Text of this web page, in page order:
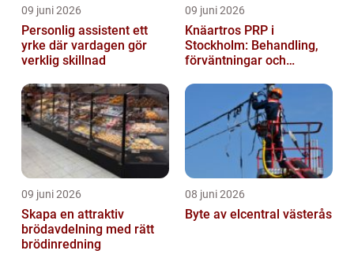
09 juni 2026
Personlig assistent ett
yrke där vardagen gör
verklig skillnad
09 juni 2026
Knäartros PRP i
Stockholm: Behandling,
förväntningar och
09 juni 2026
Skapa en attraktiv
brödavdelning med rätt
brödinredning
08 juni 2026
Byte av elcentral västerås